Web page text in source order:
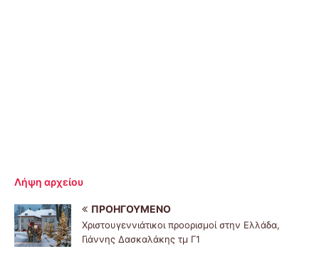
Λήψη αρχείου
ΠΡΟΗΓΟΎΜΕΝΟ
Χριστουγεννιάτικοι προορισμοί στην Ελλάδα,
Γιάννης Δασκαλάκης τμ Γ1